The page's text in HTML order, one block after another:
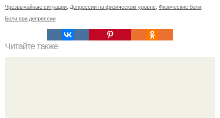
Чрезвычайные ситуации Депрессии на физическом уровне Физические боли
Боли при депрессии
Читайте также